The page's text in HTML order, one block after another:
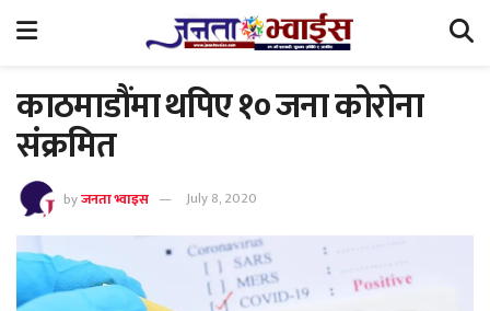
काठमाडौंमा थपिए १० जना कोरोना
संक्रमित
byजनता भ्वाइस July 8, 2020